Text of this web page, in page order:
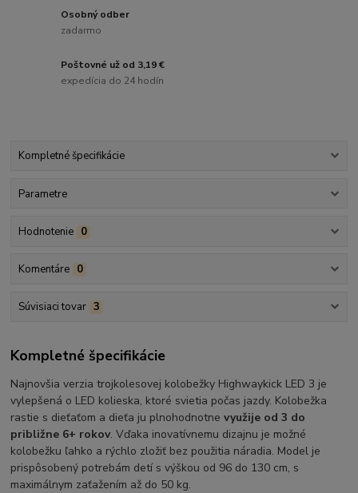
Osobný odber
zadarmo
Poštovné už od 3,19 €
expedícia do 24 hodín
Kompletné špecifikácie
Parametre
Hodnotenie 0
Komentáre 0
Súvisiaci tovar 3
Kompletné špecifikácie
Najnovšia verzia trojkolesovej kolobežky Highwaykick LED 3 je
vylepšená o LED kolieska, ktoré svietia počas jazdy. Kolobežka
rastie s dieťaťom a dieťa ju plnohodnotnevyužije od 3 do
približne 6+ rokov. Vďaka inovatívnemu dizajnu je možné
kolobežku ľahko a rýchlo zložiť bez použitia náradia. Model je
prispôsobený potrebám detí s výškou od 96 do 130 cm, s
maximálnym zaťažením až do 50 kg.